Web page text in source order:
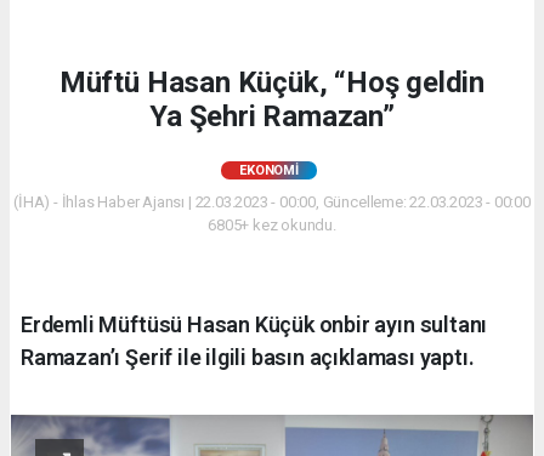
Müftü Hasan Küçük, “Hoş geldin
Ya Şehri Ramazan”
EKONOMİ
(İHA) - İhlas Haber Ajansı | 22.03.2023 - 00:00, Güncelleme: 22.03.2023 - 00:00
6805+ kez okundu.
Erdemli Müftüsü Hasan Küçük onbir ayın sultanı
Ramazan’ı Şerif ile ilgili basın açıklaması yaptı.